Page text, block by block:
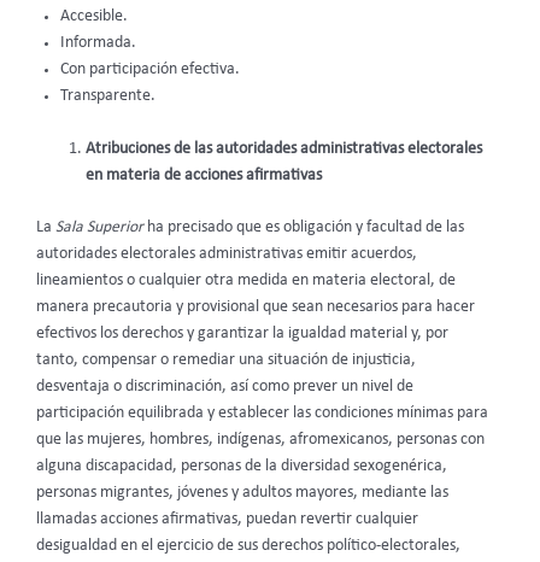
Accesible.
Informada.
Con participación efectiva.
Transparente.
Atribuciones de las autoridades administrativas electorales
en materia de acciones afirmativas
La Sala Superior ha precisado que es obligación y facultad de las
autoridades electorales administrativas emitir acuerdos,
lineamientos o cualquier otra medida en materia electoral, de
manera precautoria y provisional que sean necesarios para hacer
efectivos los derechos y garantizar la igualdad material y, por
tanto, compensar o remediar una situación de injusticia,
desventaja o discriminación, así como prever un nivel de
participación equilibrada y establecer las condiciones mínimas para
que las mujeres, hombres, indígenas, afromexicanos, personas con
alguna discapacidad, personas de la diversidad sexogenérica,
personas migrantes, jóvenes y adultos mayores, mediante las
llamadas acciones afirmativas, puedan revertir cualquier
desigualdad en el ejercicio de sus derechos político-electorales,